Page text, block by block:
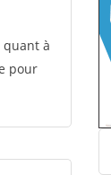
quant à
pour